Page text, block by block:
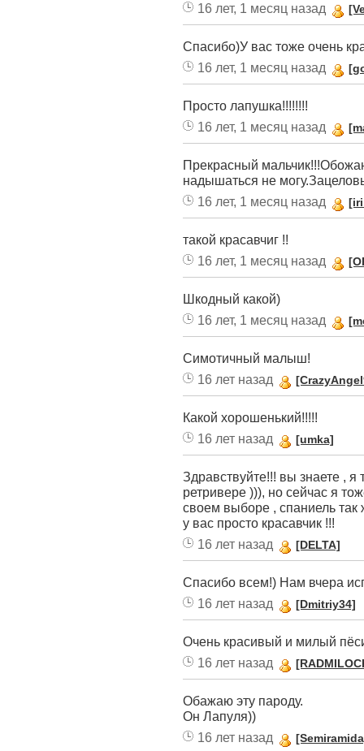
16 лет, 1 месяц назад
Спасибо)У вас тоже очень
16 лет, 1 месяц назад
Просто лапушка!!!!!!!!
16 лет, 1 месяц назад
Прекрасный
надышаться не
16 лет, 1 месяц назад
такой красавчиг !!
16 лет, 1 месяц назад
Шкодный какой)
16 лет, 1 месяц назад
Симотичный малыш!
16 лет назад
Какой хорошенький!!!!!
16 лет назад
[umka]
Здравствуйте!!! вы знаете ,
ретривере ))), но сейчас я
своем выборе , спаниель
у вас просто красавчик !!!
16 лет назад
[DELTA]
Спасибо всем!) Нам вчера
16 лет назад
[Dmitriy34]
Очень красивый и милый
16 лет назад
Обажаю эту пароду.
Он Лапуля))
16 лет назад